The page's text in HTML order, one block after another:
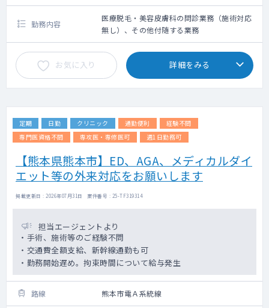
勤務内容
医療脱毛・美容皮膚科の問診業務（施術対応
無し）、その他付随する業務
お気に入り 詳細をみる
定期 日勤 クリニック 通勤便利
経験不問
専門医資格不問
専攻医・専修医可 週1日勤務可
【熊本県熊本市】ED、AGA、メディカルダイ
エット等の外来対応をお願いします
掲載更新日 : 2026年07月31日 案件番号 : 25-TF319314
担当エージェントより
・手術、施術等のご経験不問
・交通費全額支給、新幹線通勤も可
・勤務開始遅め。拘束時間について給与発生
路線 熊本市電Ａ系統線